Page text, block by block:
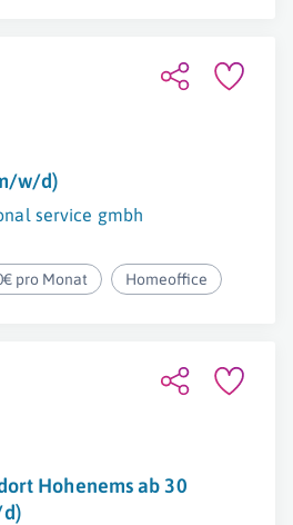
w/d)
service gmbh
pro Monat Homeoffice
Hohenems ab 30